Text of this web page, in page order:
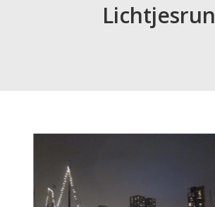
Lichtjesrun